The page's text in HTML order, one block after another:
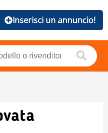
Inserisci un annuncio!